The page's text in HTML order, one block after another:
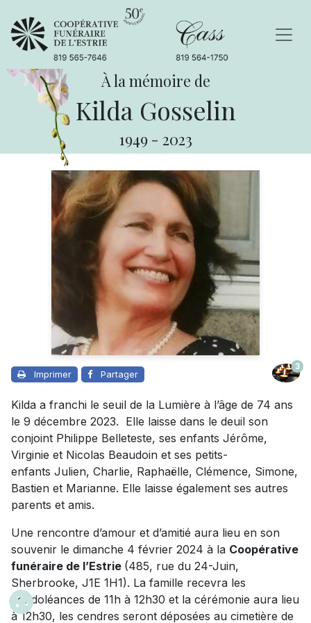
À la mémoire de
Kilda Gosselin
1949 - 2023
Imprimer Partager
3
Kilda a franchi le seuil de la Lumière à l’âge de 74 ans
le 9 décembre 2023. Elle laisse dans le deuil son
conjoint Philippe Belleteste, ses enfants Jérôme,
Virginie et Nicolas Beaudoin et ses petits-
enfants Julien, Charlie, Raphaëlle, Clémence, Simone,
Bastien et Marianne. Elle laisse également ses autres
parents et amis.
Une rencontre d’amour et d’amitié aura lieu en son
souvenir le dimanche 4 février 2024 à la Coopérative
funéraire de l’Estrie (485, rue du 24-Juin,
Sherbrooke, J1E 1H1). La famille recevra les
condoléances de 11h à 12h30 et la cérémonie aura lieu
à 12h30, les cendres seront déposées au cimetière de